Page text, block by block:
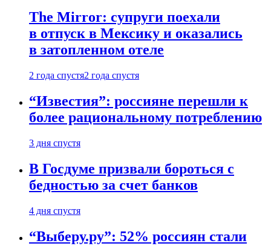
The Mirror: супруги поехали
в отпуск в Мексику и оказались
в затопленном отеле
2 года спустя2 года спустя
“Известия”: россияне перешли к
более рациональному потреблению
3 дня спустя
В Госдуме призвали бороться с
бедностью за счет банков
4 дня спустя
“Выберу.ру”: 52% россиян стали